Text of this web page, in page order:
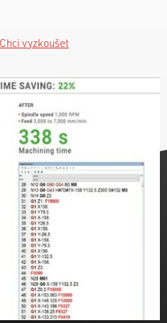
Chci vyzkoušet